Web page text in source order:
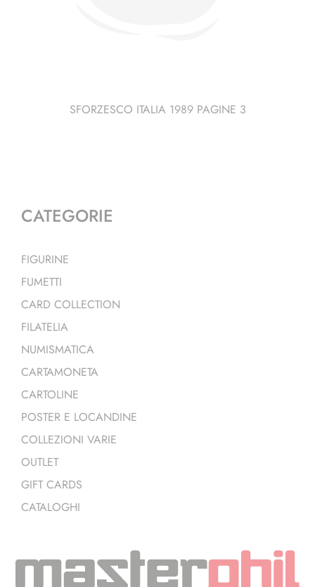
SFORZESCO ITALIA 1989 PAGINE 3
CATEGORIE
FIGURINE
FUMETTI
CARD COLLECTION
FILATELIA
NUMISMATICA
CARTAMONETA
CARTOLINE
POSTER E LOCANDINE
COLLEZIONI VARIE
OUTLET
GIFT CARDS
CATALOGHI